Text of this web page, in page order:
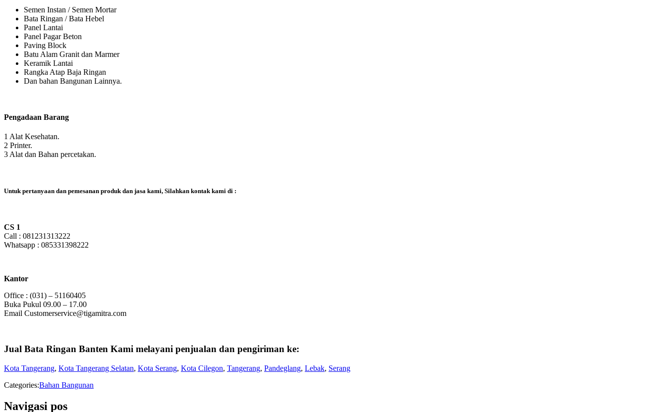
Semen Instan / Semen Mortar
Bata Ringan / Bata Hebel
Panel Lantai
Panel Pagar Beton
Paving Block
Batu Alam Granit dan Marmer
Keramik Lantai
Rangka Atap Baja Ringan
Dan bahan Bangunan Lainnya.
Pengadaan Barang
1 Alat Kesehatan.
2 Printer.
3 Alat dan Bahan percetakan.
Untuk pertanyaan dan pemesanan produk dan jasa kami, Silahkan kontak kami di :
CS 1
Call : 081231313222
Whatsapp : 085331398222
Kantor
Office : (031) – 51160405
Buka Pukul 09.00 – 17.00
Email Customerservice@tigamitra.com
Jual Bata Ringan Banten Kami melayani penjualan dan pengiriman ke:
Kota Tangerang, Kota Tangerang Selatan, Kota Serang, Kota Cilegon, Tangerang, Pandeglang, Lebak, Serang
Categories:Bahan Bangunan
Navigasi pos